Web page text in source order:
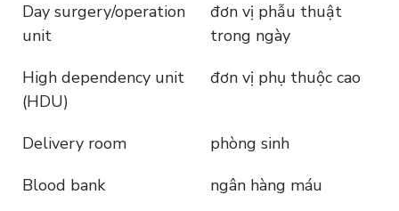
Day surgery/operation
unit
đơn vị phẫu thuật
trong ngày
High dependency unit
(HDU)
đơn vị phụ thuộc cao
Delivery room
phòng sinh
Blood bank
ngân hàng máu